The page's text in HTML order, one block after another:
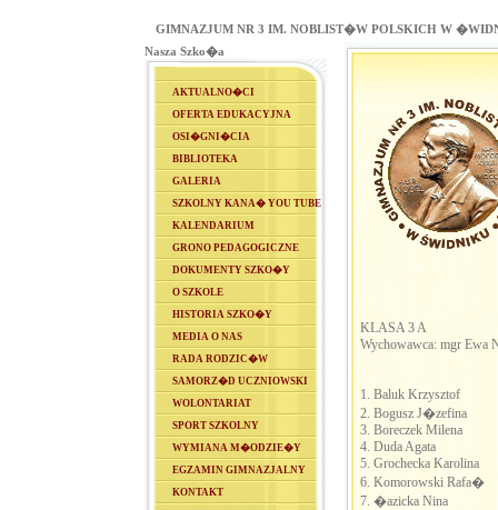
GIMNAZJUM NR 3 IM. NOBLIST�W POLSKICH W
Nasza Szko�a
AKTUALNO�CI
OFERTA EDUKACYJNA
OSI�GNI�CIA
BIBLIOTEKA
GALERIA
SZKOLNY KANA� YOU TUBE
KALENDARIUM
GRONO PEDAGOGICZNE
DOKUMENTY SZKO�Y
O SZKOLE
HISTORIA SZKO�Y
MEDIA O NAS
RADA RODZIC�W
SAMORZ�D UCZNIOWSKI
WOLONTARIAT
SPORT SZKOLNY
WYMIANA M�ODZIE�Y
EGZAMIN GIMNAZJALNY
KONTAKT
KLASA 3 A
Wychowawca: mgr Ewa
1. Baluk Krzysztof
2. Bogusz J�zefina
3. Boreczek Milena
4. Duda Agata
5. Grochecka Karolina
6. Komorowski Rafa�
7. �azicka Nina